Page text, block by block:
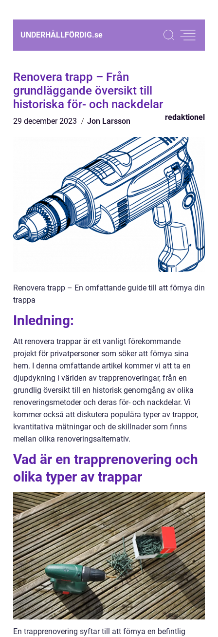
UNDERHÅLLFÖRDIG.se
Renovera trapp – Från
grundläggande översikt till
historiska för- och nackdelar
29 december 2023 Jon Larsson redaktionel
Renovera trapp – En omfattande guide till att förnya din
trappa
Inledning:
Att renovera trappar är ett vanligt förekommande
projekt för privatpersoner som söker att förnya sina
hem. I denna omfattande artikel kommer vi att ta en
djupdykning i världen av trapprenoveringar, från en
grundlig översikt till en historisk genomgång av olika
renoveringsmetoder och deras för- och nackdelar. Vi
kommer också att diskutera populära typer av trappor,
kvantitativa mätningar och de skillnader som finns
mellan olika renoveringsalternativ.
Vad är en trapprenovering och
olika typer av trappar
En trapprenovering syftar till att förnya en befintlig